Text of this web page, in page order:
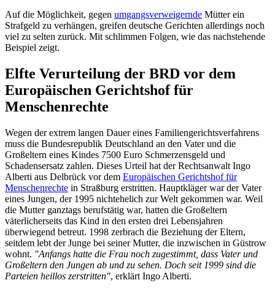
Auf die Möglichkeit, gegen umgangs­verweigernde Mütter ein
Strafgeld zu verhängen, greifen deutsche Gerichten allerdings noch
viel zu selten zurück. Mit schlimmen Folgen, wie das nachstehende
Beispiel zeigt.
Elfte Verurteilung der BRD vor dem
Europäischen Gerichtshof für
Menschenrechte
Wegen der extrem langen Dauer eines Familien­gerichts­verfahrens
muss die Bundesrepublik Deutschland an den Vater und die
Großeltern eines Kindes 7500 Euro Schmerzensgeld und
Schadensersatz zahlen. Dieses Urteil hat der Rechtsanwalt Ingo
Alberti aus Delbrück vor dem Europäischen Gerichtshof für
Menschenrechte in Straßburg erstritten. Hauptkläger war der Vater
eines Jungen, der 1995 nichtehelich zur Welt gekommen war. Weil
die Mutter ganztags berufstätig war, hatten die Großeltern
väterlicherseits das Kind in den ersten drei Lebensjahren
überwiegend betreut. 1998 zerbrach die Beziehung der Eltern,
seitdem lebt der Junge bei seiner Mutter, die inzwischen in Güstrow
wohnt. "Anfangs hatte die Frau noch zugestimmt, dass Vater und
Großeltern den Jungen ab und zu sehen. Doch seit 1999 sind die
Parteien heillos zerstritten", erklärt Ingo Alberti.